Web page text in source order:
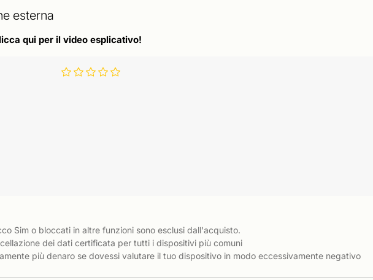
esterna
qui per il video esplicativo!
Sim o bloccati in altre funzioni sono esclusi dall'acquisto.
dei dati certificata per tutti i dispositivi più comuni
più denaro se dovessi valutare il tuo dispositivo in modo eccessivamente negativo